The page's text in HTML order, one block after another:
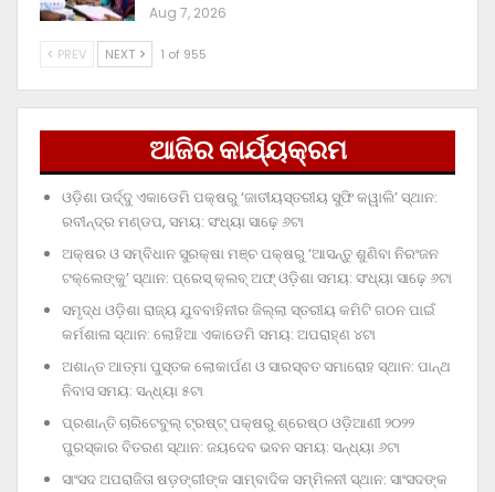
Aug 7, 2026
PREV NEXT 1 of 955
ଆଜିର କାର୍ଯ୍ୟକ୍ରମ
ଓଡ଼ିଶା ଊର୍ଦ୍ଦୁ ଏକାଡେମି ପକ୍ଷରୁ ‘ଜାତୀୟସ୍ତରୀୟ ସୁଫି କୱାଲି’ ସ୍ଥାନ:
ରବୀନ୍ଦ୍ର ମଣ୍ଡପ, ସମୟ: ସଂଧ୍ୟା ସାଢ଼େ ୬ଟା
ଅକ୍ଷର ଓ ସମ୍ବିଧାନ ସୁରକ୍ଷା ମଞ୍ଚ ପକ୍ଷରୁ ‘ଆସନ୍ତୁ ଶୁଣିବା ନିରଂଜନ
ଟକ୍‌ଲେଙ୍କୁ’ ସ୍ଥାନ: ପ୍ରେସ୍‌ କ୍ଲବ୍‌ ଅଫ୍‌ ଓଡ଼ିଶା ସମୟ: ସଂଧ୍ୟା ସାଢ଼େ ୬ଟା
ସମୃଦ୍ଧ ଓଡ଼ିଶା ରାଜ୍ୟ ଯୁବବାହିନୀର ଜିଲ୍ଲା ସ୍ତରୀୟ କମିଟି ଗଠନ ପାଇଁ
କର୍ମଶାଳା ସ୍ଥାନ: ଲୋହିଆ ଏକାଡେମି ସମୟ: ଅପରାହ୍‌ଣ ୪ଟା
ଅଶାନ୍ତ ଆତ୍ମା ପୁସ୍ତକ ଲୋକାର୍ପଣ ଓ ସାରସ୍ବତ ସମାରୋହ ସ୍ଥାନ: ପାନ୍ଥ
ନିବାସ ସମୟ: ସନ୍ଧ୍ୟା ୫ଟା
ପ୍ରଶାନ୍ତି ଚାରିଟେବୁଲ୍‌ ଟ୍ରଷ୍ଟ୍‌ ପକ୍ଷରୁ ଶ୍ରେଷ୍ଠ ଓଡ଼ିଆଣୀ ୨୦୨୨
ପୁରସ୍କାର ବିତରଣ ସ୍ଥାନ: ଜୟଦେବ ଭବନ ସମୟ: ସନ୍ଧ୍ୟା ୬ଟା
ସାଂସଦ ଅପରାଜିତା ଷଡ଼ଙ୍ଗୀଙ୍କ ସାମ୍ବାଦିକ ସମ୍ମିଳନୀ ସ୍ଥାନ: ସାଂସଦଙ୍କ